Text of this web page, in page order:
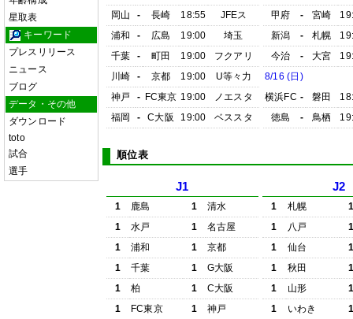
星取表
キーワード
プレスリリース
ニュース
ブログ
データ・その他
ダウンロード
toto
試合
選手
岡山
- 長崎 18:55
JFEス
浦和
- 広島 19:00
埼玉
千葉
- 町田 19:00
フクアリ
川崎
- 京都 19:00
U等々力
神戸
- FC東京 19:00
ノエスタ
福岡
- C大阪 19:00 ベススタ
甲府
- 宮崎
新潟
- 札幌
今治
- 大宮
8/16 (日)
横浜FC - 磐田
徳島
- 鳥栖
順位表
J1
1 鹿島 1
清水
1
水戸 1
名古屋
1
浦和 1
京都
1
千葉 1
G大阪
1
柏 1
C大阪
1
FC東京 1
神戸
J2
1 札幌
1
八戸
1
仙台
1
秋田
1
山形
1
いわき